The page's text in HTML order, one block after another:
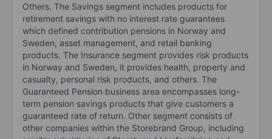
Others. The Savings segment includes products for
retirement savings with no interest rate guarantees
which defined contribution pensions in Norway and
Sweden, asset management, and retail banking
products. The Insurance segment provides risk products
in Norway and Sweden, it provides health, property and
casualty, personal risk products, and others. The
Guaranteed Pension business area encompasses long-
term pension savings products that give customers a
guaranteed rate of return. Other segment consists of
other companies within the Storebrand Group, including